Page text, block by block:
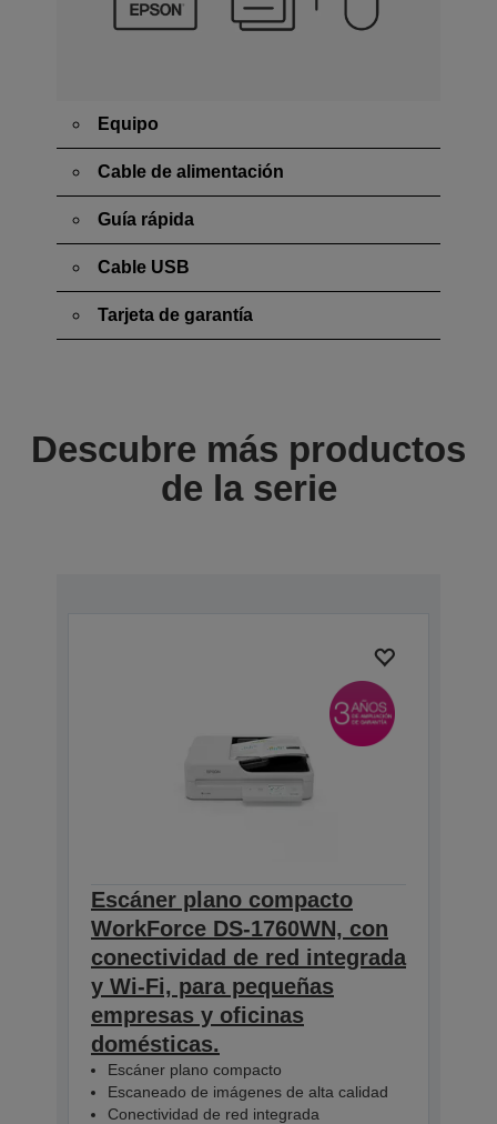
Equipo
Cable de alimentación
Guía rápida
Cable USB
Tarjeta de garantía
Descubre más productos
de la serie
Escáner plano compacto
WorkForce DS-1760WN, con
conectividad de red integrada
y Wi-Fi, para pequeñas
empresas y oficinas
domésticas.
Escáner plano compacto
Escaneado de imágenes de alta calidad
Conectividad de red integrada